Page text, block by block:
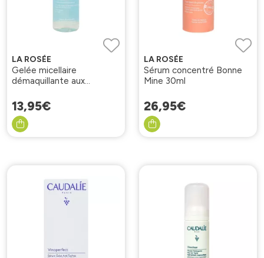
LA ROSÉE
Gelée micellaire
démaquillante aux
13,95€
LA ROSÉE
Sérum concentré Bonne
Mine 30ml
26,95€